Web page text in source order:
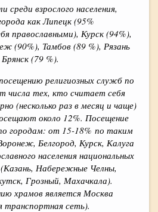
среди взрослого населения,
как Липецк (95%
православными), Курск (94%),
(90%), Тамбов (89 %), Рязань
(79 %).
религиозных служб по
числа тех, кто считает себя
(несколько раз в месяц и чаще)
около 12%. Посещение
городам: от 15-18% по таким
Белгород, Курск, Калуга
населения национальных
Набережные Челны,
Грозный, Махачкала).
храмов является Москва
транспортная сеть).